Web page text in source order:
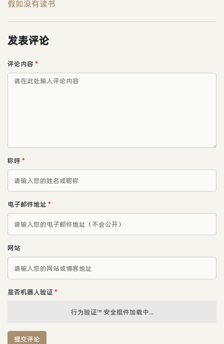
假如没有读书
发表评论
评论内容 *
称呼*
电子邮件地址 *
网站
是否机器人验证 *
行为验证™ 安全组件加载中...
提交评论